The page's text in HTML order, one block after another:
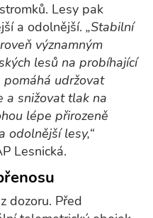
Lesy pak
a odolnější. „Stabilní
významným
lesů na probíhající
udržovat
a snižovat tlak na
lépe přirozeně
odolnější lesy,“
Lesnická.
dozoru. Před